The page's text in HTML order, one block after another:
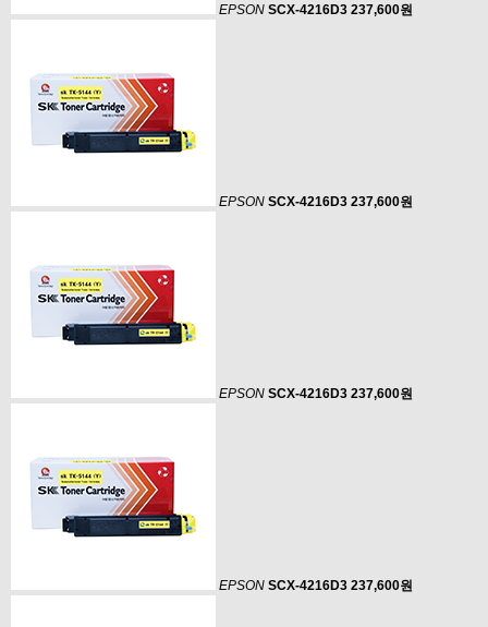
EPSON SCX-4216D3 237,600원
EPSON SCX-4216D3 237,600원
EPSON SCX-4216D3 237,600원
EPSON SCX-4216D3 237,600원